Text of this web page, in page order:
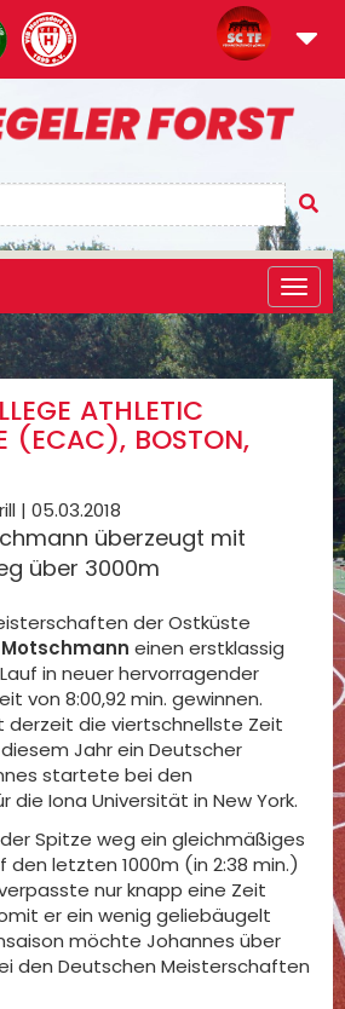
ATHLETIC
(ECAC), BOSTON,
| 05.03.2018
überzeugt mit
über 3000m
der Ostküste
einen erstklassig
in neuer hervorragender
von 8:00,92 min. gewinnen.
derzeit die viertschnellste Zeit
Jahr ein Deutscher
startete bei den
Iona Universität in New York.
Spitze weg ein gleichmäßiges
den letzten 1000m (in 2:38 min.)
nur knapp eine Zeit
er ein wenig geliebäugelt
möchte Johannes über
den Deutschen Meisterschaften